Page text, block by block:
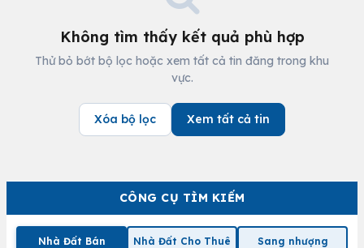
CÔNG CỤ TÌM KIẾM
Nhà Đất Bán Nhà Đất Cho Thuê Sang nhượng
Không tìm thấy kết quả phù hợp
Thử bỏ bớt bộ lọc hoặc xem tất cả tin đăng trong khu
vực.
Xóa bộ lọc Xem tất cả tin